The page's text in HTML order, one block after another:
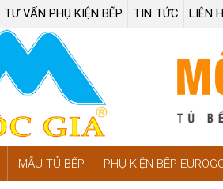
TƯ VẤN PHỤ KIỆN BẾP TIN TỨC LIÊN
MẪU TỦ BẾP PHỤ KIỆN BẾP